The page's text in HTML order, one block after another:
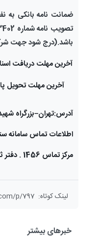
ضمانت نامه بانکی به
تصویب نامه شماره 123402/ت 50659 ه مورخ 1394/9/22 هیات وزیران )
باشد.(درج شود جهت
آخرین مهلت دریافت
آخرین مهلت تحویل
آدرس:تهران–بزرگراه
اطلاعات تماس سامانه
مرکز تماس 1456 . دفتر ثبت نام : 85193768 و 88969737
لینک کوتاه:
p/797
خبرهای بیشتر